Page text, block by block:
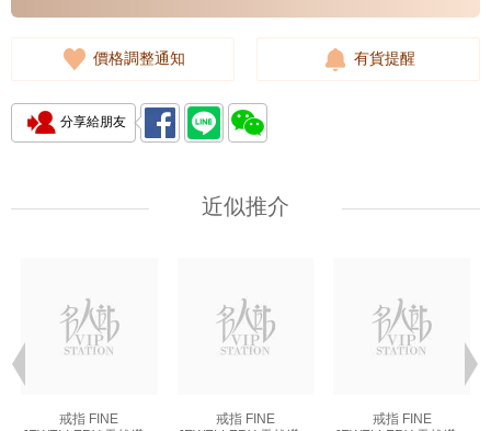
價格調整通知 有貨提醒
分享給朋友
近似推介
戒指 FINE
戒指 FINE
戒指 FINE